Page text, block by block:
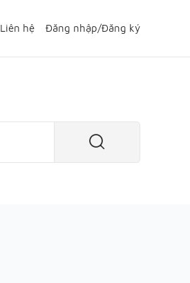
Liên hệ Đăng nhập/Đăng ký